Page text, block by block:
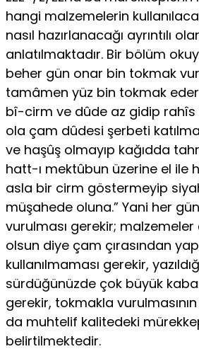
hangi malzemelerin
nasıl hazırlanacağı ayrıntılı
anlatılmaktadır. Bir bölüm
beher gün onar bin tokmak
tamâmen yüz bin tokmak
bî-cirm ve dûde az gidip rahîs
ola çam dûdesi şerbeti
ve haşûş olmayıp kağıdda
hatt-ı mektûbun üzerine el ile
asla bir cirm göstermeyip
müşahede oluna.” Yani her
vurulması gerekir; malzemeler
olsun diye çam çırasından
kullanılmaması gerekir,
sürdüğünüzde çok büyük
gerekir, tokmakla
da muhtelif kalitedeki
belirtilmektedir.